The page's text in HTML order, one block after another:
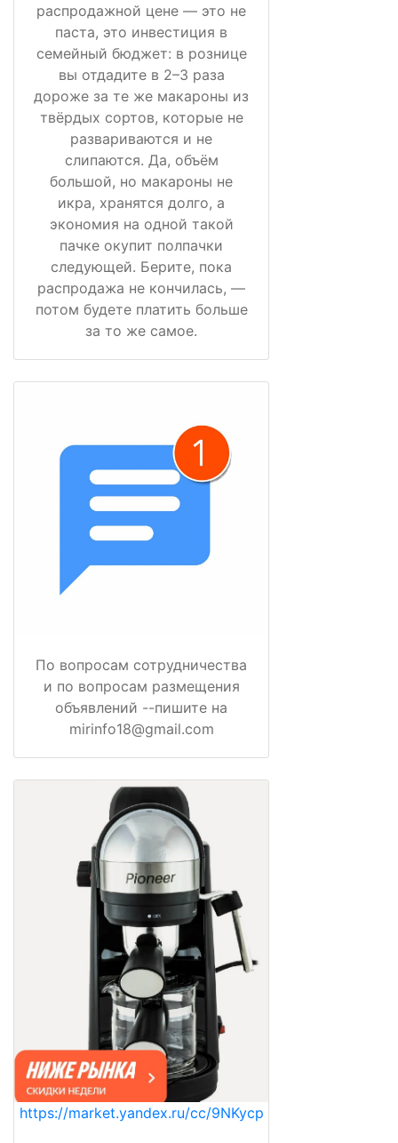
распродажной цене — это не
паста, это инвестиция в
семейный бюджет: в рознице
вы отдадите в 2–3 раза
дороже за те же макароны из
твёрдых сортов, которые не
развариваются и не
слипаются. Да, объём
большой, но макароны не
икра, хранятся долго, а
экономия на одной такой
пачке окупит полпачки
следующей. Берите, пока
распродажа не кончилась, —
потом будете платить больше
за то же самое.
По вопросам сотрудничества
и по вопросам размещения
объявлений --пишите на
mirinfo18@gmail.com
https://market.yandex.ru/cc/9NKycp